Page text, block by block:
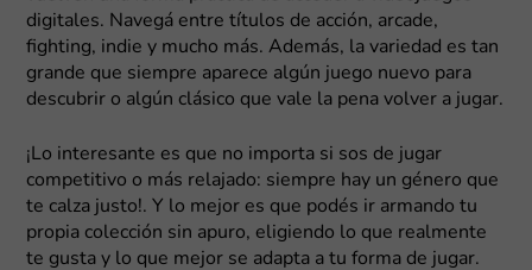
digitales. Navegá entre títulos de acción, arcade,
fighting, indie y mucho más. Además, la variedad es tan
grande que siempre aparece algún juego nuevo para
descubrir o algún clásico que vale la pena volver a jugar.
¡Lo interesante es que no importa si sos de jugar
competitivo o más relajado: siempre hay un género que
te calza justo!. Y lo mejor es que podés ir armando tu
propia colección sin apuro, eligiendo lo que realmente
te gusta y lo que mejor se adapta a tu forma de jugar.